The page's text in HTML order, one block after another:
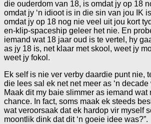
die ouderdom van 18, is omdat jy op 18
omdat jy ‘n idioot is in die sin van jou IK
omdat jy op 18 nog nie veel uit jou kort
en-klip-spaceship geleer het nie. En
iemand wat 18 jaar oud is te vertel, hy
as jy 18 is, net klaar met skool, weet jy
weet jy fokol.
Ek self is nie ver verby daardie punt nie,
die lees sal ek net net meer as ‘n
Maak dit my baie slimmer as iemand wat
chance. In fact, soms maak ek steeds
wat veroorsaak dat ek hardop vir myself
moontlik dink dat dit ‘n goeie idee was?”.